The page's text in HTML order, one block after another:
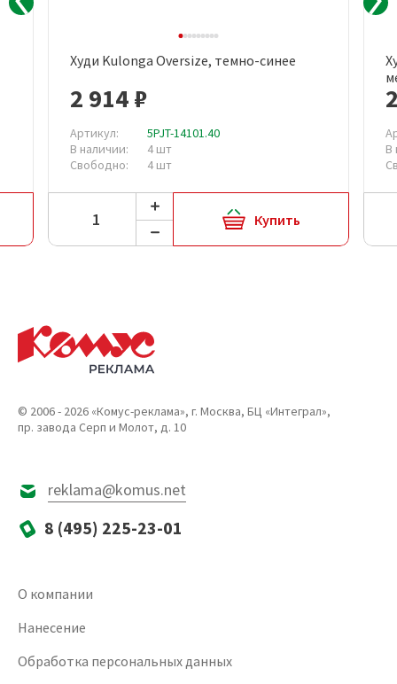
Худи Kulonga Oversize, темно-синее
2 914 ₽
Артикул:
5PJT-14101.40
В наличии:
4 шт
Свободно:
4 шт
Купить
В
© 2006 - 2026 «Комус-реклама», г. Москва, БЦ «Интеграл»,
пр. завода Серп и Молот, д. 10
reklama@komus.net
8 (495) 225-23-01
О компании
Нанесение
Обработка персональных данных